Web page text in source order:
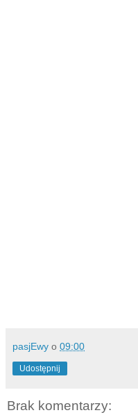
pasjEwy o 09:00
Udostępnij
Brak komentarzy: